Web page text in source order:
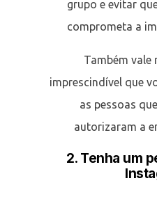
grupo e evitar
comprometa a
Também vale
imprescindível que
as pessoas
autorizaram a
2. Tenha um